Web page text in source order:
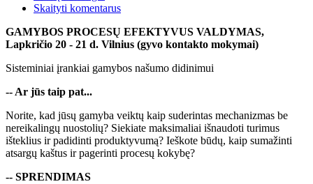
Skaityti komentarus
GAMYBOS PROCESŲ EFEKTYVUS VALDYMAS,
Lapkričio 20 - 21 d. Vilnius (gyvo kontakto mokymai)
Sisteminiai įrankiai gamybos našumo didinimui
-- Ar jūs taip pat...
Norite, kad jūsų gamyba veiktų kaip suderintas mechanizmas be
nereikalingų nuostolių? Siekiate maksimaliai išnaudoti turimus
išteklius ir padidinti produktyvumą? Ieškote būdų, kaip sumažinti
atsargų kaštus ir pagerinti procesų kokybę?
-- SPRENDIMAS